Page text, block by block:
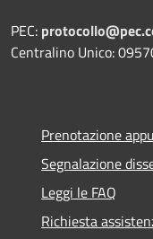
PEC:
Centralino Unico:
Prenotazione
Segnalazione
Leggi le FAQ
Richiesta